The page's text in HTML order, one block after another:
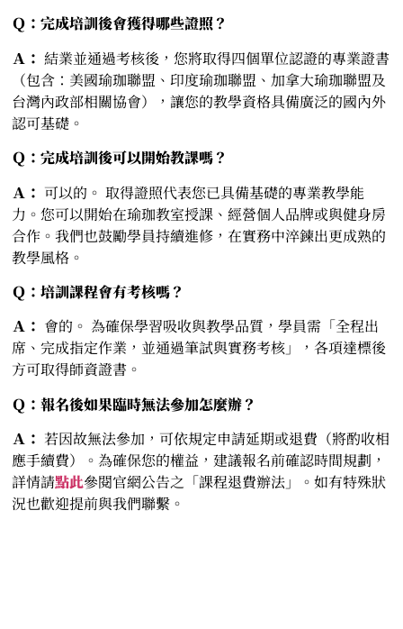
Ｑ：完成培訓後會獲得哪些證照？
Ａ： 結業並通過考核後，您將取得四個單位認證的專業證書
（包含：美國瑜珈聯盟、印度瑜珈聯盟、加拿大瑜珈聯盟及
台灣內政部相關協會），讓您的教學資格具備廣泛的國內外
認可基礎。
Ｑ：完成培訓後可以開始教課嗎？
Ａ： 可以的。 取得證照代表您已具備基礎的專業教學能
力。您可以開始在瑜珈教室授課、經營個人品牌或與健身房
合作。我們也鼓勵學員持續進修，在實務中淬鍊出更成熟的
教學風格。
Ｑ：培訓課程會有考核嗎？
Ａ： 會的。 為確保學習吸收與教學品質，學員需「全程出
席、完成指定作業，並通過筆試與實務考核」，各項達標後
方可取得師資證書。
Ｑ：報名後如果臨時無法參加怎麼辦？
Ａ： 若因故無法參加，可依規定申請延期或退費（將酌收相
應手續費）。為確保您的權益，建議報名前確認時間規劃，
詳情請點此參閱官網公告之「課程退費辦法」。如有特殊狀
況也歡迎提前與我們聯繫。